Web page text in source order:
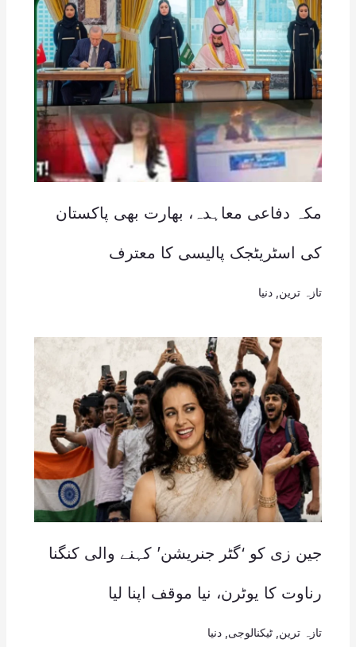
مکہ دفاعی معاہدہ، بھارت بھی پاکستان
کی اسٹریٹجک پالیسی کا معترف
تازہ ترین دنیا
جین زی کو ‘گٹر جنریشن’ کہنے والی کنگنا
رناوت کا یوٹرن، نیا موقف اپنا لیا
تازہ ترین ٹیکنالوجی دنیا